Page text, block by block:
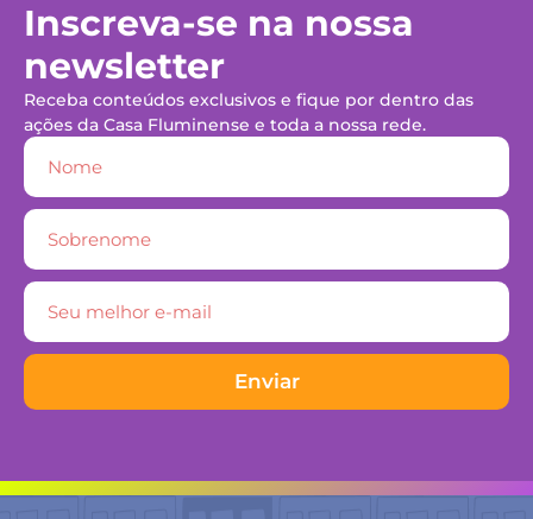
Inscreva-se na nossa
newsletter
Receba conteúdos exclusivos e fique por dentro das
ações da Casa Fluminense e toda a nossa rede.
Enviar